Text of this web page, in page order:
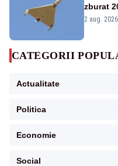
zburat
2 aug.
CATEGORII
Actualitate
Politica
Economie
Social